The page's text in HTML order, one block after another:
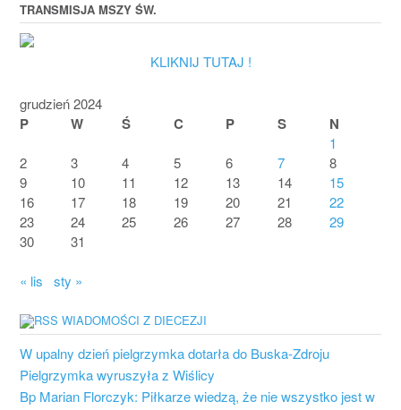
TRANSMISJA MSZY ŚW.
KLIKNIJ TUTAJ !
grudzień 2024
P W Ś C P S N
1
2
3 4 5 6 7
8
9
10 11 12 13 14
15
16
17 18 19 20 21
22
23
24 25 26 27 28
29
30
31
« lis sty »
WIADOMOŚCI Z DIECEZJI
W upalny dzień pielgrzymka dotarła do Buska-Zdroju
Pielgrzymka wyruszyła z Wiślicy
Bp Marian Florczyk: Piłkarze wiedzą, że nie wszystko jest w